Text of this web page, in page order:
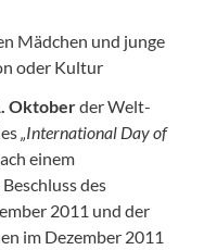
Mädchen und junge
oder Kultur
Oktoberder Welt-
„International Day of
einem
des
2011 und der
im Dezember 2011